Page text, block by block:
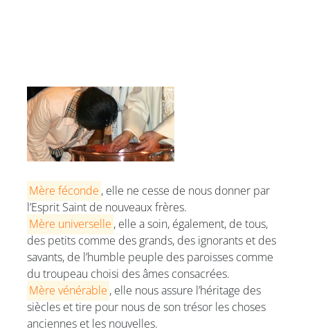
Mère féconde , elle ne cesse de nous donner par
l’Esprit Saint de nouveaux frères.
Mère universelle , elle a soin, également, de tous,
des petits comme des grands, des ignorants et des
savants, de l’humble peuple des paroisses comme
du troupeau choisi des âmes consacrées.
Mère vénérable , elle nous assure l’héritage des
siècles et tire pour nous de son trésor les choses
anciennes et les nouvelles.